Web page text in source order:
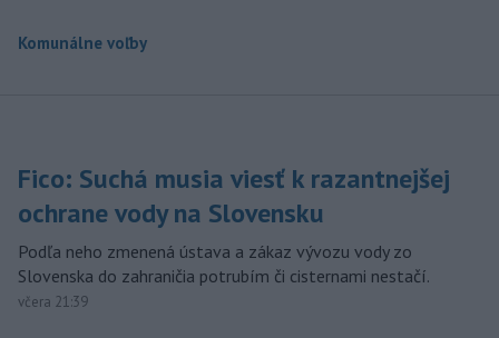
Komunálne voľby
Fico: Suchá musia viesť k razantnejšej
ochrane vody na Slovensku
Podľa neho zmenená ústava a zákaz vývozu vody zo
Slovenska do zahraničia potrubím či cisternami nestačí.
včera 21:39